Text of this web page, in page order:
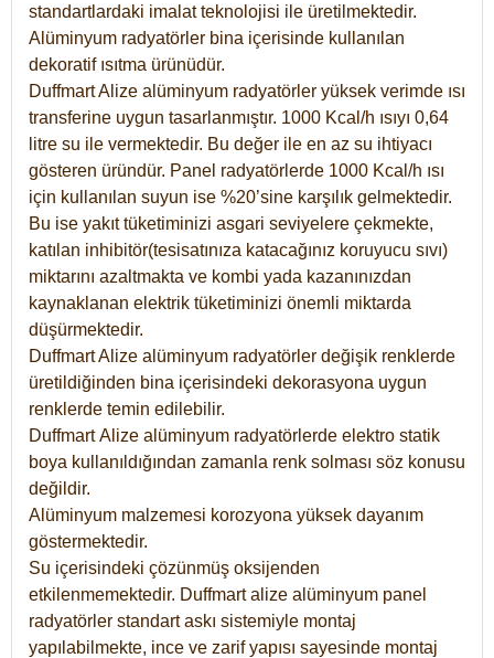
standartlardaki imalat teknolojisi ile üretilmektedir.
Alüminyum radyatörler bina içerisinde kullanılan
dekoratif ısıtma ürünüdür.
Duffmart Alize alüminyum radyatörler yüksek verimde ısı
transferine uygun tasarlanmıştır. 1000 Kcal/h ısıyı 0,64
litre su ile vermektedir. Bu değer ile en az su ihtiyacı
gösteren üründür. Panel radyatörlerde 1000 Kcal/h ısı
için kullanılan suyun ise %20’sine karşılık gelmektedir.
Bu ise yakıt tüketiminizi asgari seviyelere çekmekte,
katılan inhibitör(tesisatınıza katacağınız koruyucu sıvı)
miktarını azaltmakta ve kombi yada kazanınızdan
kaynaklanan elektrik tüketiminizi önemli miktarda
düşürmektedir.
Duffmart Alize alüminyum radyatörler değişik renklerde
üretildiğinden bina içerisindeki dekorasyona uygun
renklerde temin edilebilir.
DuffmartAlize alüminyum radyatörlerde elektro statik
boya kullanıldığından zamanla renk solması söz konusu
değildir.
Alüminyum malzemesi korozyona yüksek dayanım
göstermektedir.
Su içerisindeki çözünmüş oksijenden
etkilenmemektedir. Duffmart alize alüminyum panel
radyatörler standart askı sistemiyle montaj
yapılabilmekte, ince ve zarif yapısı sayesinde montaj